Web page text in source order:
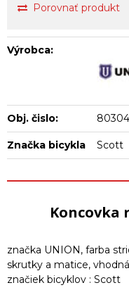
Porovnať produkt
Výrobca:
Obj. čislo:
Značka bicykla Scott
Koncovka
značka UNION, farba
skrutky a matice,
značiek bicyklov : Scott